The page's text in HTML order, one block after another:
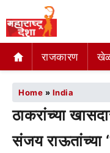
राजकारण
Home » India
ठाकरांच्या
संजय राऊतांच्या